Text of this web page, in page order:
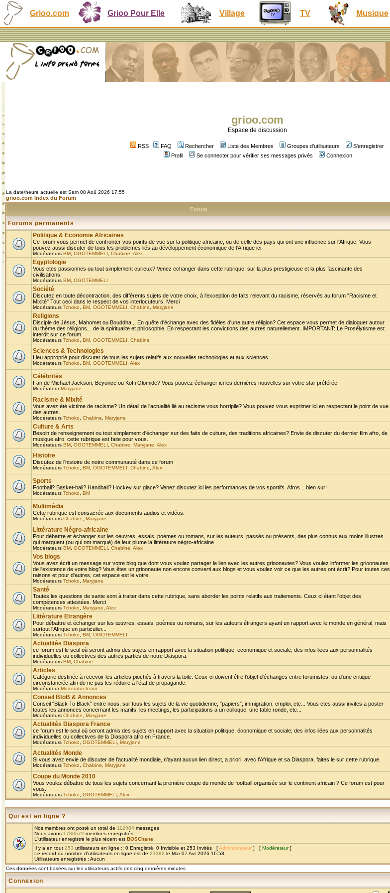
Grioo.com Grioo Pour Elle Village TV Musique
grioo.com
Espace de discussion
RSS FAQ Rechercher Liste des Membres Groupes d'utilisateurs
S'enregistrer
Profil
Se connecter pour vérifier ses messages privés Connexion
La date/heure actuelle est Sam 08 Aoû 2026 17:55
grioo.com Index du Forum
Forum
Forums permanents
Politique & Economie Africaines
Ce forum vous permet de confronter vos points de vue sur la politique africaine, ou de celle des pays qui ont une influence sur l'Afrique. Vous
pouvez aussi discuter de tous les problemes liés au dévéloppement économique de l'Afrique ici.
Modérateurs BM OGOTEMMELI Chabine Alex
Egyptologie
Vous etes passionnes ou tout simplement curieux? Venez echanger dans cette rubrique, sur la plus prestigieuse et la plus fascinante des
civilisations.
Modérateurs BM OGOTEMMELI
Société
Discutez en toute décontraction, des différents sujets de votre choix, à l'exception de faits relevant du racisme, réservés au forum "Racisme et
Mixité" Tout ceci dans le respect de vos interlocuteurs. Merci
Modérateurs Tchoko BM OGOTEMMELI Chabine Maryjane
Religions
Disciple de Jésus, Mahomet ou Bouddha... En quête d'échange avec des fidèles d'une autre réligion? Cet espace vous permet de dialoguer autour
du thème des réligions... de la spiritualite et philosophie, En respectant les convictions des autres naturellement. IMPORTANT: Le Prosélytisme est
interdit sur ce forum.
Modérateurs Tchoko BM OGOTEMMELI Chabine
Sciences & Technologies
Lieu approprié pour discuter de tous les sujets relatifs aux nouvelles technologies et aux sciences
Modérateurs Tchoko BM OGOTEMMELI Alex
Célébrités
Fan de Michaël Jackson, Beyonce ou Koffi Olomide? Vous pouvez échanger ici les dernières nouvelles sur votre star préférée
ModérateurMaryjane
Racisme & Mixité
Vous avez été victime de racisme? Un détail de l'actualité lié au racisme vous horripile? Vous pouvez vous exprimer ici en respectant le point de vue
des autres.
Modérateurs Tchoko Chabine Maryjane
Culture & Arts
Besoin de renseignement ou tout simplement d'échanger sur des faits de culture, des traditions africaines? Envie de discuter du dernier film afro, de
musique afro, cette rubrique est faite pour vous.
Modérateurs BM OGOTEMMELI Chabine Maryjane Alex
Histoire
Discutez de l'histoire de notre communauté dans ce forum
Modérateurs Tchoko BM OGOTEMMELI Chabine Alex
Sports
Football? Basket-ball? Handball? Hockey sur glace? Venez discutez ici les performances de vos sportifs. Afros... bien sur!
Modérateurs Tchoko BM
Multimédia
Cette rubrique est consacrée aux documents audios et vidéos.
Modérateurs Chabine Maryjane
Littérature Négro-africaine
Pour débattre et échanger sur les oeuvres, essais, poèmes ou romans, sur les auteurs, passés ou présents, des plus connus aux moins illustres
qui marquent (ou qui ont marqué) de leur plume la littérature négro-africaine .
Modérateurs BM OGOTEMMELI Chabine Alex
Vos blogs
Vous avez écrit un message sur votre blog que dont vous voulez partager le lien avec les autres grioonautes? Vous voulez informer les grioonautes
de l'existence de votre blog? Vous êtes un grioonaute non encore converti aux blogs et vous voulez voir ce que les autres ont écrit? Pour toutes ces
raisons et pour d'autres, cet espace est le votre.
Modérateurs Tchoko Maryjane
Santé
Toutes les questions de sante sont à traiter dans cette rubrique, sans aborder les points relatifs aux traitements. Ceux ci étant l'objet des
compétences attestées. Merci
Modérateurs Tchoko Maryjane Alex
Littérature Etrangère
Pour débattre et échanger sur les œuvres, essais, poèmes ou romans, sur les auteurs étrangers ayant un rapport avec le monde en général, mais
surtout l'Afrique en particulier...
Modérateurs Tchoko BM OGOTEMMELI
Actualités Diaspora
ce forum est le seul où seront admis des sujets en rapport avec la situation politique, economique et sociale; des infos liees aux personnalités
individuelles ou collectives des autres parties de notre Diaspora.
Modérateurs BM Chabine
Articles
Catégorie destinée à recevoir les articles piochés à travers la toile. Ceux-ci doivent être l'objet d'échanges entre forumistes, ou d'une critique
circonstanciée afin de ne pas les réduire à l'état de propagande.
ModérateurModerator team
Conseil BtoB & Annonces
Conseil "Black To Black" entre nous, sur tous les sujets de la vie quotidienne, "papiers", immigration, emploi, etc... Vous etes aussi invites a poster
toutes les annonces concernant les manifs, les meetings, les participations a un colloque, une table ronde, etc...
Modérateurs Chabine Maryjane
Actualités Diaspora France
ce forum est le seul où seront admis des sujets en rapport avec la situation politique, économique et sociale; des infos liées aux personnalités
individuelles ou collectives de la Diaspora afro en France.
Modérateurs Tchoko OGOTEMMELI Maryjane
Actualités Monde
Si vous avez envie de discuter de l’actualité mondiale, n’ayant aucun lien direct, a priori, avec l’Afrique et sa Diaspora, faites le sur cette rubrique.
Modérateurs Tchoko Chabine Maryjane
Coupe du Monde 2010
Vous voulez débattre de tous les sujets concernant la première coupe du monde de football organisée sur le continent africain ? Ce forum est pour
vous.
Modérateurs Tchoko OGOTEMMELI Alex
Qui est en ligne ?
Nos membres ont posté un total de 112984 messages
Nous avons 1780572 membres enregistrés
L'utilisateur enregistré le plus récent est BOSChane
Il y a en tout 253 utilisateurs en ligne :: 0 Enregistré, 0 Invisible et 253 Invités [Administrateur ] [ Modérateur]
Le record du nombre d'utilisateurs en ligne est de 21362 le Mar 07 Avr 2026 16:58
Utilisateurs enregistrés : Aucun
Ces données sont basées sur les utilisateurs actifs des cinq dernières minutes
Connexion